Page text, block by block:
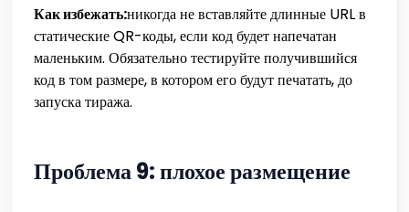
Как избежать:никогда не вставляйте длинные URL в
статические QR-коды, если код будет напечатан
маленьким. Обязательно тестируйте получившийся
код в том размере, в котором его будут печатать, до
запуска тиража.
Проблема 9: плохое размещение